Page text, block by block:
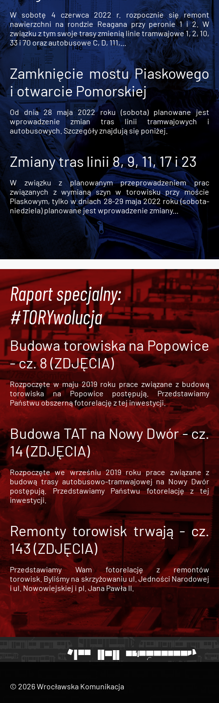
W sobotę 4 czerwca 2022 r. rozpocznie się remont
nawierzchni na rondzie Reagana przy peronie 1 i 2. W
związku z tym swoje trasy zmienią linie tramwajowe 1, 2, 10,
33 i 70 oraz autobusowe C, D, 111,...
Zamknięcie mostu Piaskowego
i otwarcie Pomorskiej
Od dnia 28 maja 2022 roku (sobota) planowane jest
wprowadzenie zmian tras linii tramwajowych i
autobusowych. Szczegóły znajdują się poniżej.
Zmiany tras linii 8, 9, 11, 17 i 23
W związku z planowanym przeprowadzeniem prac
związanych z wymianą szyn w torowisku przy moście
Piaskowym, tylko w dniach 28-29 maja 2022 roku (sobota-
niedziela) planowane jest wprowadzenie zmiany...
Raport specjalny:
#TORYwolucja
Budowa torowiska na Popowice
- cz. 8 (ZDJĘCIA)
Rozpoczęte w maju 2019 roku prace związane z budową
torowiska na Popowice
postępują. Przedstawiamy
Państwu obszerną fotorelację z tej inwestycji.
Budowa TAT na Nowy Dwór - cz.
14 (ZDJĘCIA)
Rozpoczęte we wrześniu 2019 roku prace związane z
budową trasy autobusowo-tramwajowej na Nowy Dwór
postępują. Przedstawiamy Państwu fotorelację z tej
inwestycji.
Remonty torowisk trwają - cz.
143 (ZDJĘCIA)
Przedstawiamy Wam fotorelację z remontów
torowisk. Byliśmy na skrzyżowaniu ul. Jedności Narodowej
i ul. Nowowiejskiej i pl. Jana Pawła II.
© 2026 Wrocławska Komunikacja